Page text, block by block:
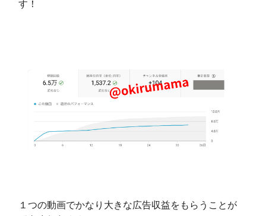
す！
１つの動画でかなり大きな広告収益をもらうことが